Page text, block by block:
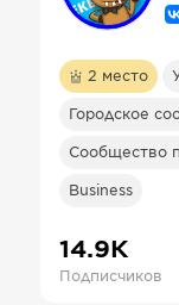
2 место
Городское
Сообщество
Business
14.9К
Подписчиков